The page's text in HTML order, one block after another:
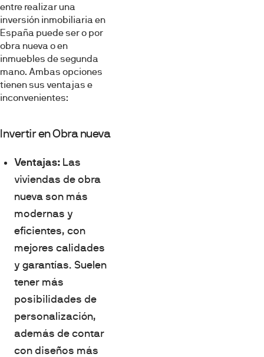
entre realizar una
inversión inmobiliaria en
España puede ser o por
obra nueva o en
inmuebles de segunda
mano. Ambas opciones
tienen sus ventajas e
inconvenientes:
Invertir en Obra nueva
Ventajas: Las
viviendas de obra
nueva son más
modernas y
eficientes, con
mejores calidades
y garantías. Suelen
tener más
posibilidades de
personalización,
además de contar
con diseños más